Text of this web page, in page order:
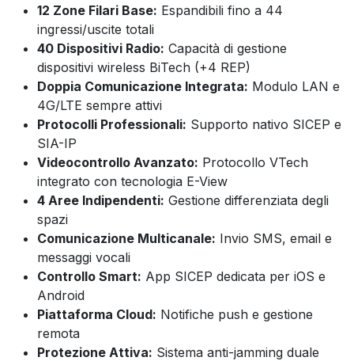
12 Zone Filari Base: Espandibili fino a 44
ingressi/uscite totali
40 Dispositivi Radio: Capacità di gestione
dispositivi wireless BiTech (+4 REP)
Doppia Comunicazione Integrata: Modulo LAN e
4G/LTE sempre attivi
Protocolli Professionali: Supporto nativo SICEP e
SIA-IP
Videocontrollo Avanzato: Protocollo VTech
integrato con tecnologia E-View
4 Aree Indipendenti: Gestione differenziata degli
spazi
Comunicazione Multicanale: Invio SMS, email e
messaggi vocali
Controllo Smart: App SICEP dedicata per iOS e
Android
Piattaforma Cloud: Notifiche push e gestione
remota
Protezione Attiva: Sistema anti-jamming duale